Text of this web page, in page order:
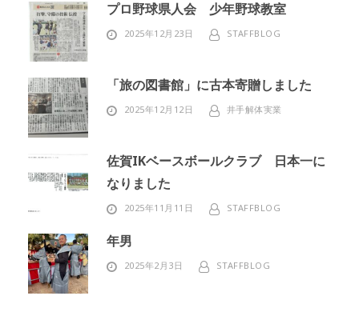
プロ野球県人会 少年野球教室
2025年12月23日 STAFFBLOG
「旅の図書館」に古本寄贈しました
2025年12月12日 井手解体実業
佐賀IKベースボールクラブ 日本一に
なりました
2025年11月11日 STAFFBLOG
年男
2025年2月3日 STAFFBLOG